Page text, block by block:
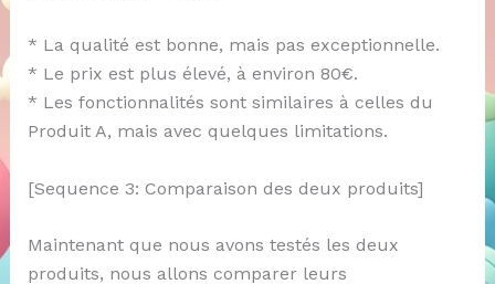
* La qualité est bonne, mais pas exceptionnelle.
* Le prix est plus élevé, à environ 80€.
* Les fonctionnalités sont similaires à celles du
Produit A, mais avec quelques limitations.
[Sequence 3: Comparaison des deux produits]
Maintenant que nous avons testés les deux
produits, nous allons comparer leurs